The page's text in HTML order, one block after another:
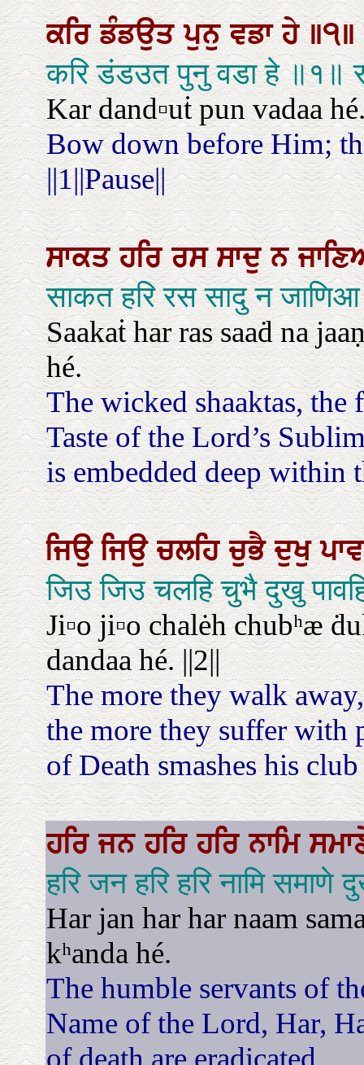
ਕਰਿਡੰਡਉਤਪੁਨੁਵਡਾਹੇ॥੧॥
करि डंडउत पुनु वडा हे ॥१॥
Kar dand▫uṫ pun vadaa
Bow down before Him;
||1||Pause||
ਸਾਕਤਹਰਿਰਸਸਾਦੁਨ
साकत हरि रस सादु न
Saakaṫ har ras saaḋ na
hé.
The wicked shaaktas,
Taste of the Lord’s
is embedded deep within
ਜਿਉਜਿਉਚਲਹਿਚੁਭੈਦੁਖੁ
जिउ जिउ चलहि चुभै दुखु
Ji▫o ji▫o chalėh chubʰæ
dandaa hé. ||2||
The more they walk
the more they suffer with
of Death smashes his
ਹਰਿ ਜਨ ਹਰਿ ਹਰਿ ਨਾਮਿ
हरि जन हरि हरि नामि
Har jan har har naam
kʰanda hé.
The humble servants of
Name of the Lord, Har,
of death are eradicated.